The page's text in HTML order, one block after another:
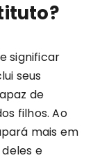
significar
seus
de
filhos. Ao
mais em
e